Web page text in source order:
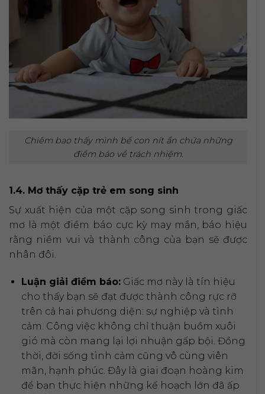
Chiêm bao thấy mình bế con nít ẩn chứa những
điềm báo về trách nhiệm.
1.4. Mơ thấy cặp trẻ em song sinh
Sự xuất hiện của một cặp song sinh trong giấc
mơ là một điềm báo cực kỳ may mắn, báo hiệu
rằng niềm vui và thành công của bạn sẽ được
nhân đôi.
Luận giải điềm báo:Giấc mơ này là tín hiệu
cho thấy bạn sẽ đạt được thành công rực rỡ
trên cả hai phương diện: sự nghiệp và tình
cảm. Công việc không chỉ thuận buồm xuôi
gió mà còn mang lại lợi nhuận gấp bội. Đồng
thời, đời sống tình cảm cũng vô cùng viên
mãn, hạnh phúc. Đây là giai đoạn hoàng kim
để bạn thực hiện những kế hoạch lớn đã ấp